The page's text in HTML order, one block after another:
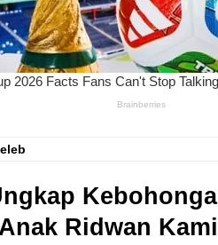
Ridwan Kamil